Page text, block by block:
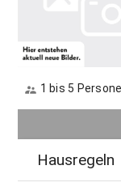
1 bis 5
Hausregeln